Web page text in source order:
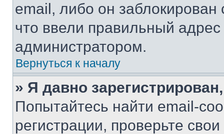
email, либо он
что ввели правильный адрес
администратором.
Вернуться к началу
» Я давно
Попытайтесь найти email-
регистрации, проверьте